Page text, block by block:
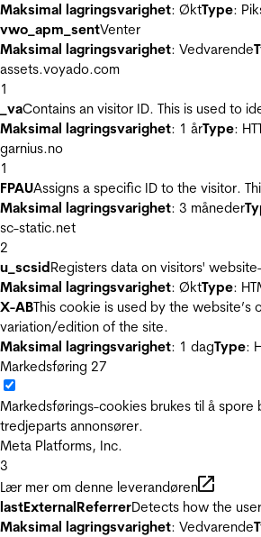
Maksimal lagringsvarighet: ØktType:
vwo_apm_sentVenter
Maksimal lagringsvarighet: Vedvarende
assets.voyado.com
1
_vaContains an visitor ID. This is used to
Maksimal lagringsvarighet: 1 årType:
garnius.no
1
FPAUAssigns a specific ID to the visitor.
Maksimal lagringsvarighet: 3 måneder
sc-static.net
2
u_scsidRegisters data on visitors'
Maksimal lagringsvarighet: ØktType:
X-ABThis cookie is used by the
variation/edition of the site.
Maksimal lagringsvarighet: 1 dagType:
Markedsføring 27
Markedsførings-cookies brukes til å
tredjeparts annonsører.
Meta Platforms, Inc.
3
Lær mer om denne leverandøren
lastExternalReferrerDetects how the
Maksimal lagringsvarighet: Vedvarende